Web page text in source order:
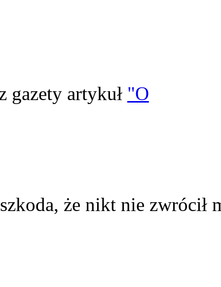
gazety artykuł "O
że nikt nie zwrócił